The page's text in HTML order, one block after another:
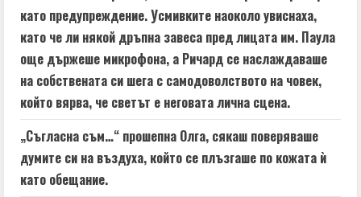
като предупреждение. Усмивките наоколо увиснаха,
като че ли някой дръпна завеса пред лицата им. Паула
още държеше микрофона, а Ричард се наслаждаваше
на собствената си шега с самодоволството на човек,
който вярва, че светът е неговата лична сцена.
„Съгласна съм…“ прошепна Олга, сякаш поверяваше
думите си на въздуха, който се плъзгаше по кожата ѝ
като обещание.